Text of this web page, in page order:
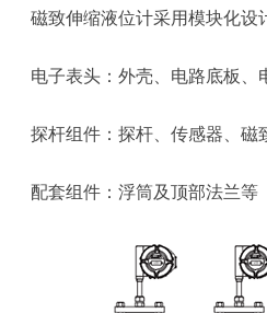
致伸缩液位计采用模块化设
子表头：外壳、电路底板、
杆组件：探杆、传感器、磁
套组件：浮筒及顶部法兰等